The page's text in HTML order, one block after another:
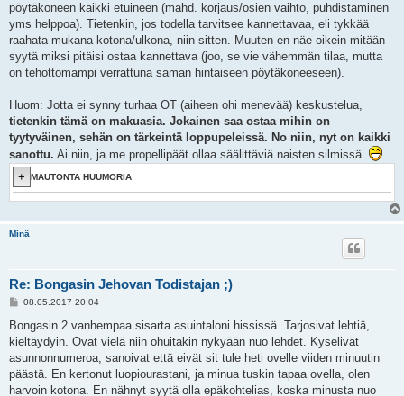
pöytäkoneen kaikki etuineen (mahd. korjaus/osien vaihto, puhdistaminen
yms helppoa). Tietenkin, jos todella tarvitsee kannettavaa, eli tykkää
raahata mukana kotona/ulkona, niin sitten. Muuten en näe oikein mitään
syytä miksi pitäisi ostaa kannettava (joo, se vie vähemmän tilaa, mutta
on tehottomampi verrattuna saman hintaiseen pöytäkoneeseen).
Huom: Jotta ei synny turhaa OT (aiheen ohi menevää) keskustelua,
tietenkin tämä on makuasia. Jokainen saa ostaa mihin on
tyytyväinen, sehän on tärkeintä loppupeleissä. No niin, nyt on kaikki
sanottu. Ai niin, ja me propellipäät ollaa säälittäviä naisten silmissä.
MAUTONTA HUUMORIA
Minä
Re: Bongasin Jehovan Todistajan ;)
V
e
t
i
08.05.2017 20:04
Bongasin 2 vanhempaa sisarta asuintaloni hississä. Tarjosivat lehtiä,
kieltäydyin. Ovat vielä niin ohuitakin nykyään nuo lehdet. Kyselivät
asunnonnumeroa, sanoivat että eivät sit tule heti ovelle viiden minuutin
päästä. En kertonut luopiourastani, ja minua tuskin tapaa ovella, olen
harvoin kotona. En nähnyt syytä olla epäkohtelias, koska minusta nuo